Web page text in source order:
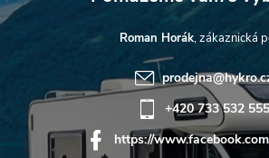
Roman Horák
prodejna@
+420 733 532 555
https://